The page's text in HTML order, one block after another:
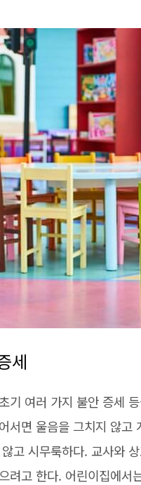
세
기 여러 가지 불안 증세
서면 울음을 그치지 않고
고 시무룩하다. 교사와
려고 한다. 어린이집에서